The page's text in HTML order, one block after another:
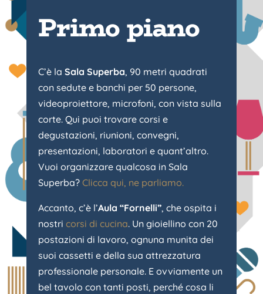
Primo piano
C’è la Sala Superba, 90 metri quadrati
con sedute e banchi per 50 persone,
videoproiettore, microfoni, con vista sulla
corte. Qui puoi trovare corsi e
degustazioni, riunioni, convegni,
presentazioni, laboratori e quant’altro.
Vuoi organizzare qualcosa in Sala
Superba? Clicca qui, ne parliamo.
Accanto, c’è l’Aula “Fornelli”, che ospita i
nostri corsi di cucina. Un gioiellino con 20
postazioni di lavoro, ognuna munita dei
suoi cassetti e della sua attrezzatura
professionale personale. E ovviamente un
bel tavolo con tanti posti, perché cosa li